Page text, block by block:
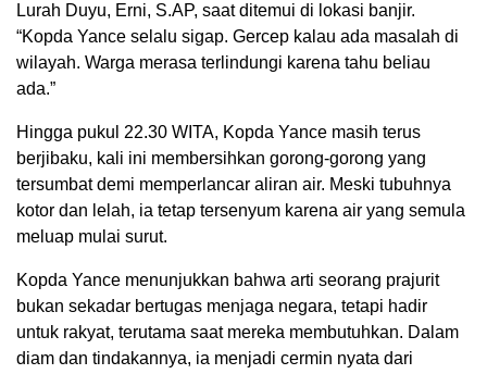
Lurah Duyu, Erni, S.AP, saat ditemui di lokasi banjir.
“Kopda Yance selalu sigap. Gercep kalau ada masalah di
wilayah. Warga merasa terlindungi karena tahu beliau
ada.”
Hingga pukul 22.30 WITA, Kopda Yance masih terus
berjibaku, kali ini membersihkan gorong-gorong yang
tersumbat demi memperlancar aliran air. Meski tubuhnya
kotor dan lelah, ia tetap tersenyum karena air yang semula
meluap mulai surut.
Kopda Yance menunjukkan bahwa arti seorang prajurit
bukan sekadar bertugas menjaga negara, tetapi hadir
untuk rakyat, terutama saat mereka membutuhkan. Dalam
diam dan tindakannya, ia menjadi cermin nyata dari